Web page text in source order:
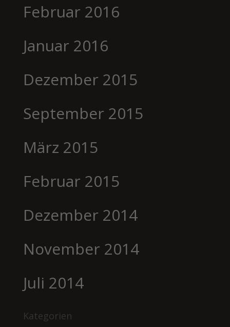
Februar 2016
Januar 2016
Dezember 2015
September 2015
März 2015
Februar 2015
Dezember 2014
November 2014
Juli 2014
Kategorien